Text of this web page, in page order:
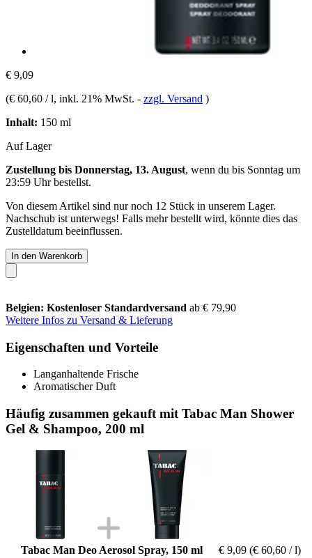
€ 9,09
(€ 60,60 / l, inkl. 21% MwSt. - zzgl. Versand )
Inhalt: 150 ml
Auf Lager
Zustellung bis Donnerstag, 13. August, wenn du bis Sonntag um
23:59 Uhrbestellst.
Von diesem Artikel sind nur noch 12 Stück in unserem Lager.
Nachschub ist unterwegs! Falls mehr bestellt wird, könnte dies das
Zustelldatum beeinflussen.
In den Warenkorb
Belgien: Kostenloser Standardversand ab € 79,90
Weitere Infos zu Versand & Lieferung
Eigenschaften und Vorteile
Langanhaltende Frische
Aromatischer Duft
Häufig zusammen gekauft mit Tabac Man Shower
Gel & Shampoo, 200 ml
Tabac Man Deo Aerosol Spray, 150 ml € 9,09 (€ 60,60 / l)